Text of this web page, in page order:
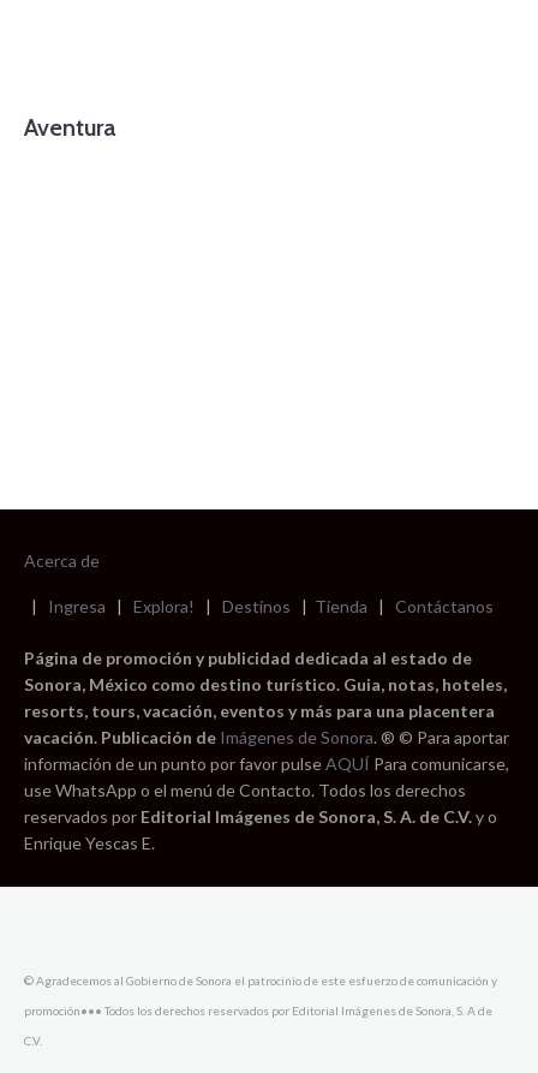
Aventura
Acerca de
| Ingresa | Explora! | Destinos | Tienda | Contáctanos
Página de promoción y publicidad dedicada al estado de
Sonora, México como destino turístico. Guia, notas, hoteles,
resorts, tours, vacación, eventos y más para una placentera
vacación. Publicación de Imágenes de Sonora. ® © Para aportar
información de un punto por favor pulseAQUÍ Para comunicarse,
use WhatsApp o el menú de Contacto. Todos los derechos
reservados por Editorial Imágenes de Sonora, S. A. de C.V.y o
Enrique Yescas E.
© Agradecemos al Gobierno de Sonora el patrocinio de este esfuerzo de comunicación y
promoción••• Todos los derechos reservados por Editorial Imágenes de Sonora, S. A de
C.V.